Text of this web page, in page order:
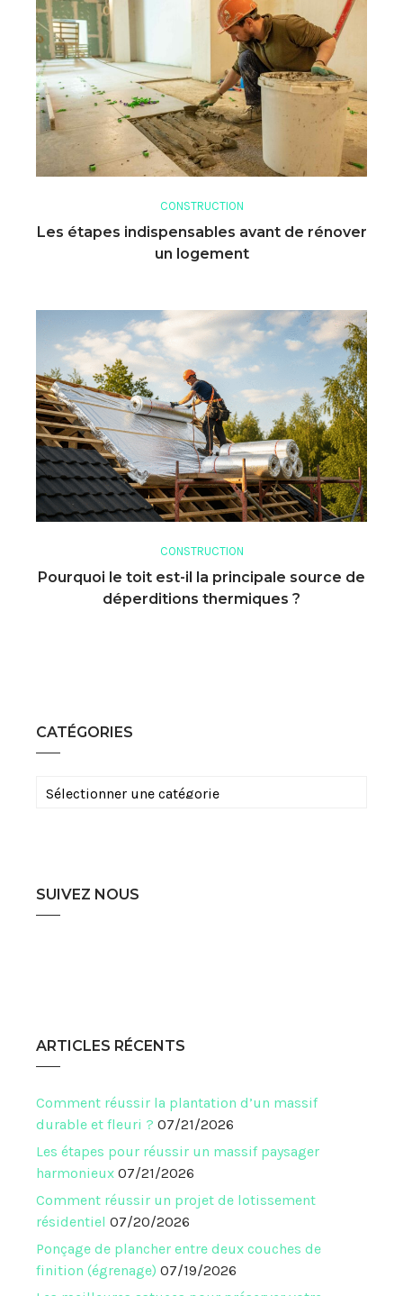
CONSTRUCTION
Les étapes indispensables avant de rénover
un logement
CONSTRUCTION
Pourquoi le toit est-il la principale source de
déperditions thermiques ?
CATÉGORIES
Catégories
SUIVEZ NOUS
ARTICLES RÉCENTS
Comment réussir la plantation d’un massif
durable et fleuri ? 07/21/2026
Les étapes pour réussir un massif paysager
harmonieux 07/21/2026
Comment réussir un projet de lotissement
résidentiel 07/20/2026
Ponçage de plancher entre deux couches de
finition (égrenage) 07/19/2026